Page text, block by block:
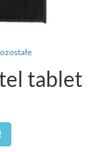
tablet